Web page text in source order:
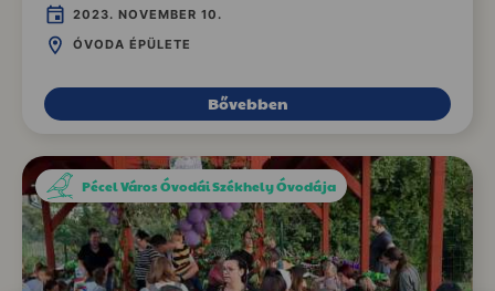
2023. NOVEMBER 10.
ÓVODA ÉPÜLETE
Bővebben
Pécel Város Óvodái Székhely Óvodája